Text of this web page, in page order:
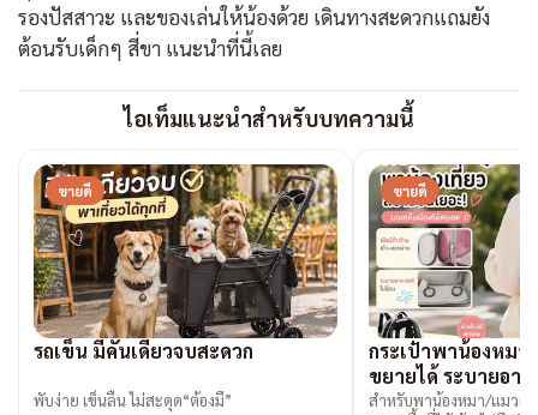
รองปัสสาวะ และของเล่นให้น้องด้วย เดินทางสะดวกแถมยัง
ต้อนรับเด็กๆ สี่ขา แนะนำที่นี้เลย
ไอเท็มแนะนำสำหรับบทความนี้
ขายดี
รถเข็น มีคันเดียวจบสะดวก
พับง่าย เข็นลื่น ไม่สะดุด“ต้องมี”
ขายดี
กระเป๋าพาน้องหมา
ขยายได้ ระบายอา
สำหรับพาน้องหมา/แมวเข้